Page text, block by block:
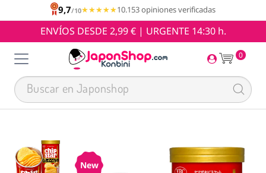
9,7/10★★★★★
★★★★★10.153 opiniones verificadas
ENVÍOS DESDE 2,99 € | URGENTE 14:30 h.
0
New